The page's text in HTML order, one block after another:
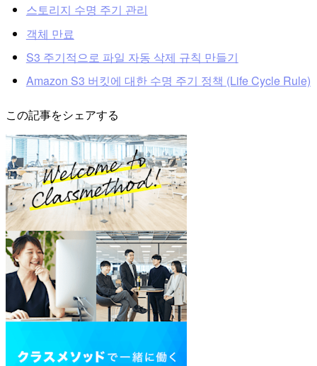
스토리지 수명 주기 관리
객체 만료
S3 주기적으로 파일 자동 삭제 규칙 만들기
Amazon S3 버킷에 대한 수명 주기 정책 (Life Cycle Rule)
この記事をシェアする